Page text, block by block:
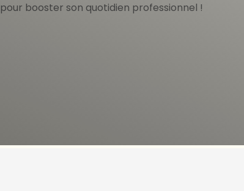
booster son quotidien professionnel !